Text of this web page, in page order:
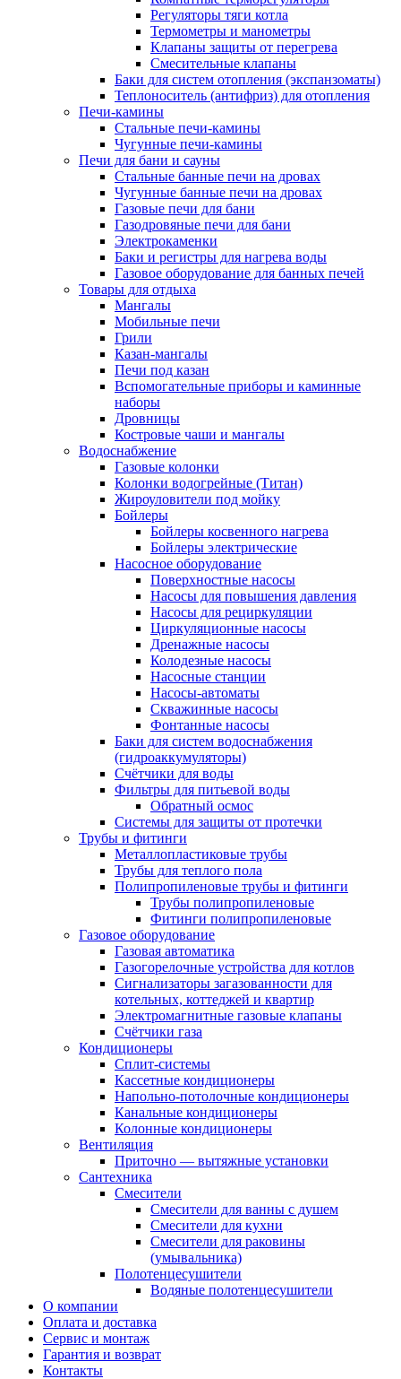
Регуляторы тяги котла
Термометры и манометры
Клапаны защиты от перегрева
Смесительные клапаны
Баки для систем отопления (экспанзоматы)
Теплоноситель (антифриз) для отопления
Печи-камины
Стальные печи-камины
Чугунные печи-камины
Печи для бани и сауны
Стальные банные печи на дровах
Чугунные банные печи на дровах
Газовые печи для бани
Газодровяные печи для бани
Электрокаменки
Баки и регистры для нагрева воды
Газовое оборудование для банных печей
Товары для отдыха
Мангалы
Мобильные печи
Грили
Казан-мангалы
Печи под казан
Вспомогательные приборы и каминные
наборы
Дровницы
Костровые чаши и мангалы
Водоснабжение
Газовые колонки
Колонки водогрейные (Титан)
Жироуловители под мойку
Бойлеры
Бойлеры косвенного нагрева
Бойлеры электрические
Насосное оборудование
Поверхностные насосы
Насосы для повышения давления
Насосы для рециркуляции
Циркуляционные насосы
Дренажные насосы
Колодезные насосы
Насосные станции
Насосы-автоматы
Скважинные насосы
Фонтанные насосы
Баки для систем водоснабжения
(гидроаккумуляторы)
Счётчики для воды
Фильтры для питьевой воды
Обратный осмос
Системы для защиты от протечки
Трубы и фитинги
Металлопластиковые трубы
Трубы для теплого пола
Полипропиленовые трубы и фитинги
Трубы полипропиленовые
Фитинги полипропиленовые
Газовое оборудование
Газовая автоматика
Газогорелочные устройства для котлов
Сигнализаторы загазованности для
котельных, коттеджей и квартир
Электромагнитные газовые клапаны
Счётчики газа
Кондиционеры
Сплит-системы
Кассетные кондиционеры
Напольно-потолочные кондиционеры
Канальные кондиционеры
Колонные кондиционеры
Вентиляция
Приточно — вытяжные установки
Сантехника
Смесители
Смесители для ванны с душем
Смесители для кухни
Смесители для раковины
(умывальника)
Полотенцесушители
Водяные полотенцесушители
О компании
Оплата и доставка
Сервис и монтаж
Гарантия и возврат
Контакты